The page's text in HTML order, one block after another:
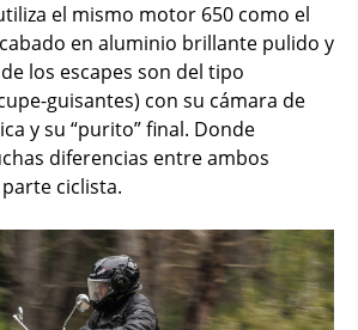
el mismo motor 650 como el
en aluminio brillante pulido y
los escapes son del tipo
guisantes) con su cámara de
y su “purito” final. Donde
diferencias entre ambos
ciclista.